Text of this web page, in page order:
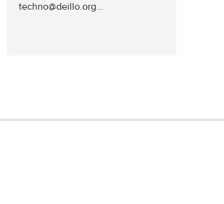
techno@deillo.org...